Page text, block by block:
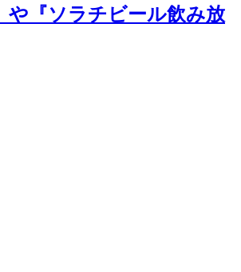
や『ソラチビール飲み放